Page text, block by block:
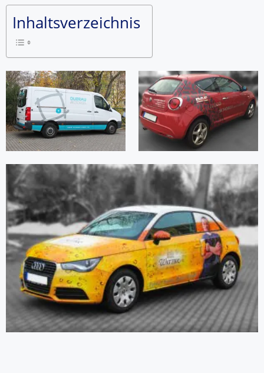
Inhaltsverzeichnis